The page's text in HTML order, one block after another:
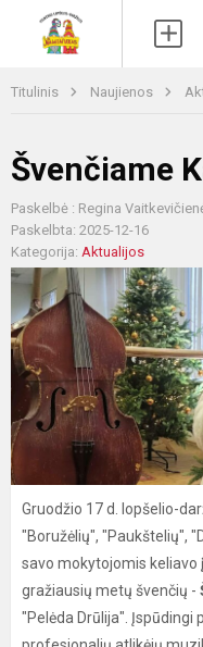
Titulinis Naujienos
Švenčiame
Paskelbė : Regina
Paskelbta: 2025-12-16
Kategorija: Aktualijos
Gruodžio 17 d. lopšelio-
"Boružėlių", "Paukštelių",
savo mokytojomis keliavo
gražiausių metų švenčių -
"Pelėda Drūlija". Įspūdingi